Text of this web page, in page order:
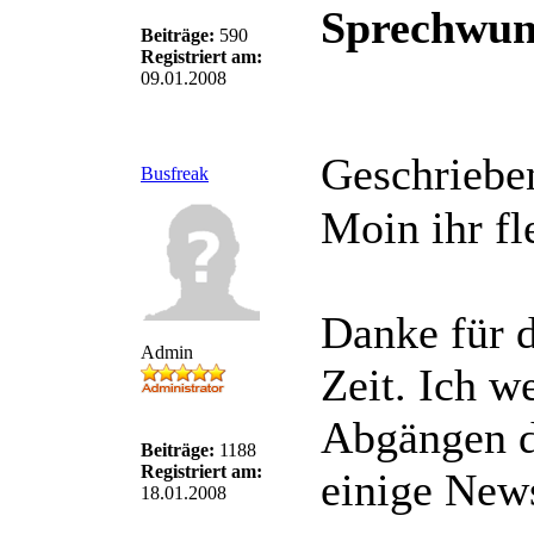
Beiträge: 590
Registriert am:
09.01.2008
Busfreak
Admin
Beiträge: 1188
Registriert am:
18.01.2008
Moin ihr
Danke für
Zeit. Ich
Abgängen
einige